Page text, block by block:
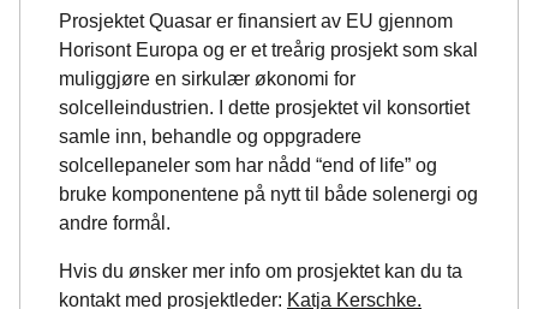
Prosjektet Quasar er finansiert av EU gjennom
Horisont Europa og er et treårig prosjekt som skal
muliggjøre en sirkulær økonomi for
solcelleindustrien. I dette prosjektet vil konsortiet
samle inn, behandle og oppgradere
solcellepaneler som har nådd “end of life” og
bruke komponentene på nytt til både solenergi og
andre formål.
Hvis du ønsker mer info om prosjektet kan du ta
kontakt med prosjektleder: Katja Kerschke.